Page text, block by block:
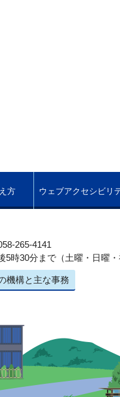
方 ウェブアクセシビリ
265-4141
30分まで（土曜・日曜・
機構と主な事務